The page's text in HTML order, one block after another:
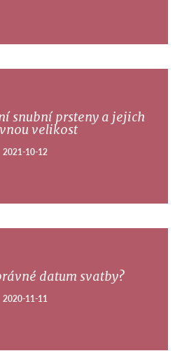
snubní prsteny a jejich
velikost
2021-10-12
datum svatby?
2020-11-11